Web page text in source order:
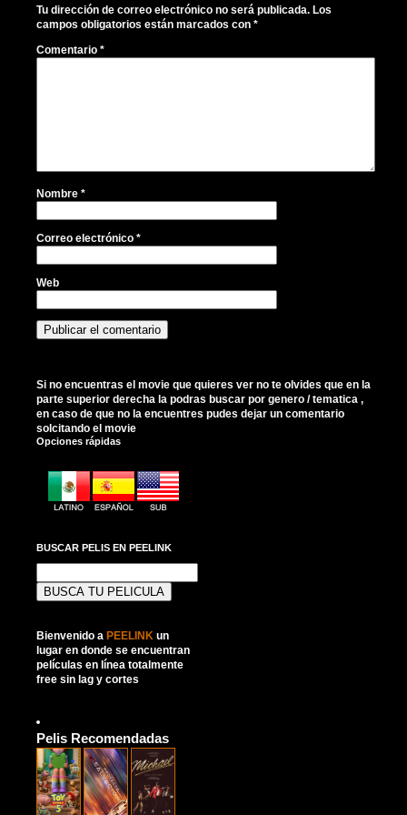
Tu dirección de correo electrónico no será publicada. Los
campos obligatorios están marcados con *
Comentario *
Nombre *
Correo electrónico *
Web
Si no encuentras el movie que quieres ver no te olvides que en la
parte superior derecha la podras buscar por genero / tematica ,
en caso de que no la encuentres pudes dejar un comentario
solcitando el movie
Opciones rápidas
BUSCAR PELIS EN PEELINK
Bienvenido a PEELINK un
lugar en donde se encuentran
películas en línea totalmente
free sin lag y cortes
Pelis Recomendadas